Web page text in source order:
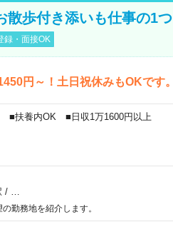
散歩付き添いも仕事の1つ
録・面接OK
円～！土日祝休みもOKです。
■扶養内OK ■日収1万1600円以上
/
勤務地を紹介します。